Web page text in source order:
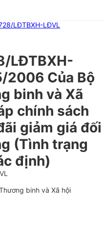
LĐTBXH-LĐVL
LĐTBXH-
2006 Của Bộ
binh và Xã
chính sách
giảm giá đối
(Tình trạng
định)
binh và Xã hội